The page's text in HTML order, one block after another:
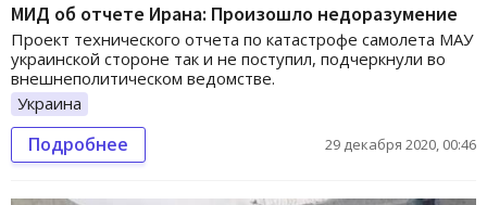
МИД об отчете Ирана: Произошло недоразумение
Проект технического отчета по катастрофе самолета МАУ
украинской стороне так и не поступил, подчеркнули во
внешнеполитическом ведомстве.
Украина
Подробнее 29 декабря 2020, 00:46